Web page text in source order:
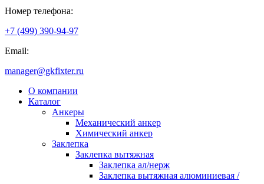
Номер телефона:
+7 (499) 390-94-97
Email:
manager@gkfixter.ru
О компании
Каталог
Анкеры
Механический анкер
Химический анкер
Заклепка
Заклепка вытяжная
Заклепка ал/нерж
Заклепка вытяжная алюминиевая /